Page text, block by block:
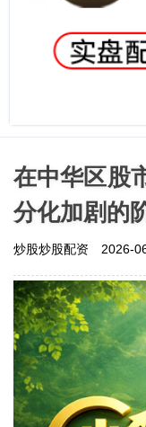
在中华区股
分化加剧的
炒股炒股配资 2026-